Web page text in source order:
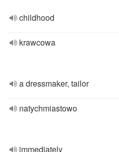
childhood
krawcowa
a dressmaker, tailor
natychmiastowo
immediately